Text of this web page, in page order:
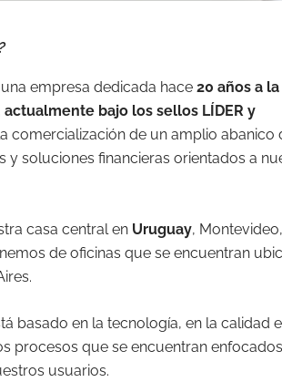
una empresa dedicada hace 20 años a
bajo los sellos LÍDER y
comercialización de un amplio abanico
y soluciones financieras orientados a
casa central en Uruguay,
de oficinas que se encuentran
basado en la tecnología, en la calidad
procesos que se encuentran
usuarios.